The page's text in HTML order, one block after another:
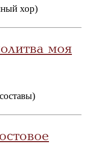
хор)
моя